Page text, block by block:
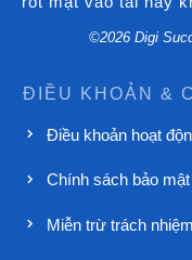
©2026Digi
ĐIỀU KHOẢN &
Điều khoản hoạt
Chính sách bảo mật
Miễn trừ trách